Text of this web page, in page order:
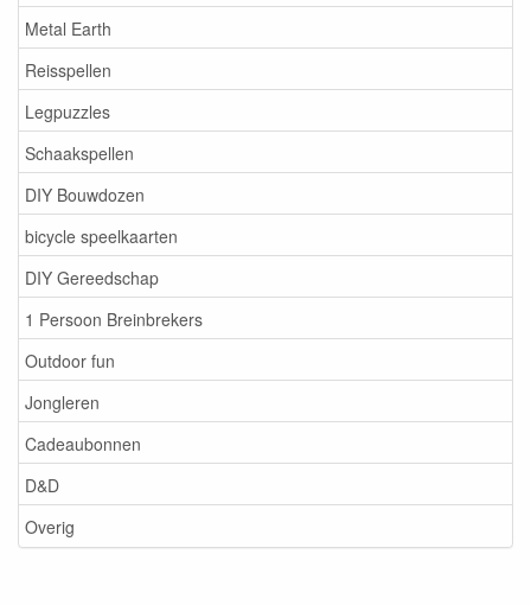
Metal Earth
Reisspellen
Legpuzzles
Schaakspellen
DIY Bouwdozen
bicycle speelkaarten
DIY Gereedschap
1 Persoon Breinbrekers
Outdoor fun
Jongleren
Cadeaubonnen
D&D
Overig